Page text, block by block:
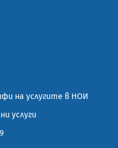
на услугите в НОИ
услуги